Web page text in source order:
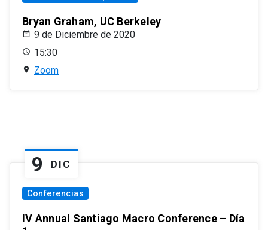
Bryan Graham, UC Berkeley
9 de Diciembre de 2020
15:30
Zoom
9 DIC
Conferencias
IV Annual Santiago Macro Conference – Día